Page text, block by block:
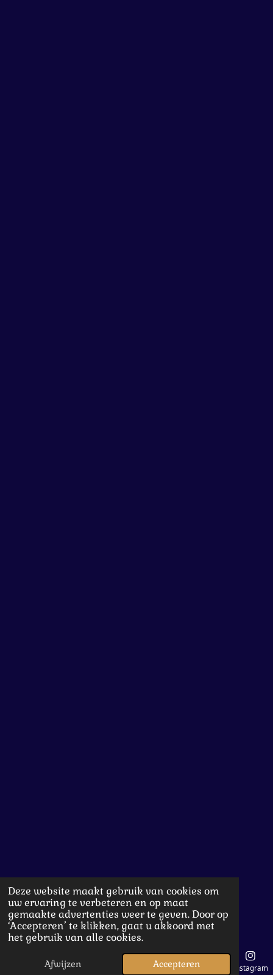
Deze website maakt gebruik van cookies om
uw ervaring te verbeteren en op maat
gemaakte advertenties weer te geven. Door op
‘Accepteren’ te klikken, gaat u akkoord met
het gebruik van alle cookies.
Afwijzen Accepteren
E-mailadres Instagram